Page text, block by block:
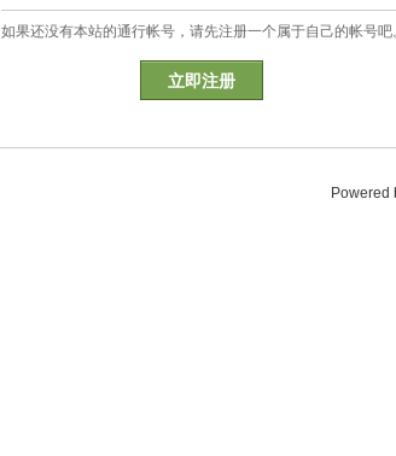
如果还没有本站的通行帐号，请先注册一个属于自己的帐号吧
立即注册
Powered